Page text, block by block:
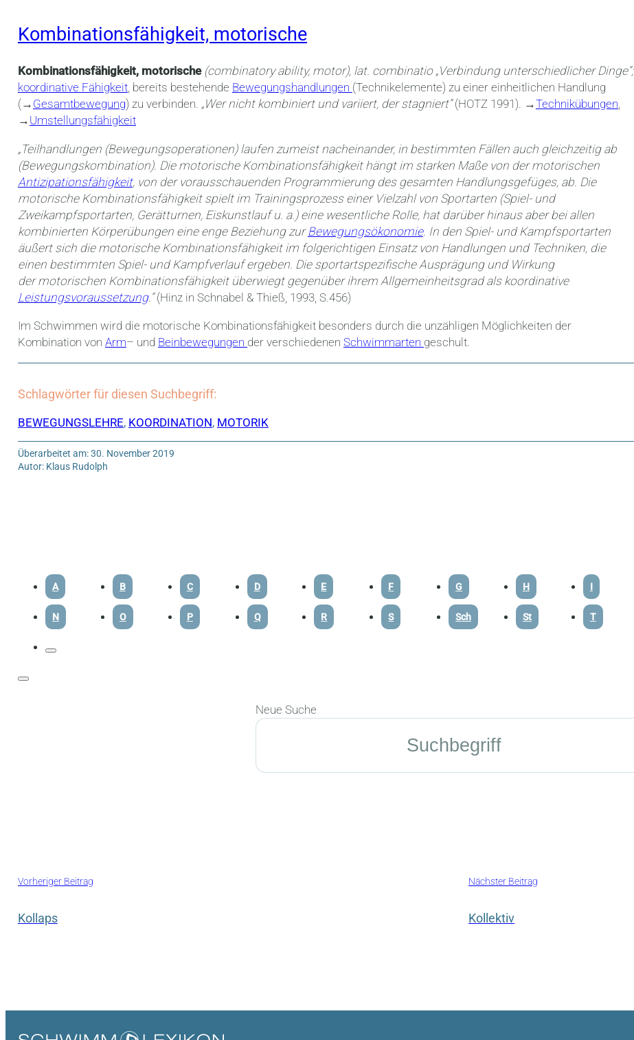
Kombinationsfähigkeit, motorische
Kombinationsfähigkeit, motorische (combinatory ability, motor), lat. combinatio „Verbindung unterschiedlicher Dinge“;
koordinative Fähigkeit, bereits bestehende Bewegungshandlungen (Technikelemente) zu einer einheitlichen Handlung
(→ Gesamtbewegung) zu verbinden. „Wer nicht kombiniert und variiert, der stagniert“(HOTZ 1991). →Technikübungen,
→ Umstellungsfähigkeit
„Teilhandlungen (Bewegungsoperationen) laufen zumeist nacheinander, in bestimmten Fällen auch gleichzeitig ab
(Bewegungskombination). Die motorische Kombinationsfähigkeit hängt im starken Maße von der motorischen
Antizipationsfähigkeit, von der vorausschauenden Programmierung des gesamten Handlungsgefüges, ab. Die
motorische Kombinationsfähigkeit spielt im Trainingsprozess einer Vielzahl von Sportarten (Spiel- und
Zweikampfsportarten, Gerätturnen, Eiskunstlauf u. a.) eine wesentliche Rolle, hat darüber hinaus aber bei allen
kombinierten Körperübungen eine enge Beziehung zur Bewegungsökonomie. In den Spiel- und Kampfsportarten
äußert sich die motorische Kombinationsfähigkeit im folgerichtigen Einsatz von Handlungen und Techniken, die
einen bestimmten Spiel- und Kampfverlauf ergeben. Die sportartspezifische Ausprägung und Wirkung
der motorischen Kombinationsfähigkeit überwiegt gegenüber ihrem Allgemeinheitsgrad als koordinative
Leistungsvoraussetzung.“(Hinz in Schnabel & Thieß, 1993, S.456)
Im Schwimmen wird die motorische Kombinationsfähigkeit besonders durch die unzähligen Möglichkeiten der
Kombination von Arm– und Beinbewegungen der verschiedenen Schwimmarten geschult.
Schlagwörter für diesen Suchbegriff:
BEWEGUNGSLEHRE, KOORDINATION, MOTORIK
Überarbeitet am: 30. November 2019
Autor: Klaus Rudolph
A B C D E F G H I
N O P Q R S Sch St T
Neue Suche
Suchen
Vorheriger Beitrag
Kollaps
Nächster Beitrag
Kollektiv